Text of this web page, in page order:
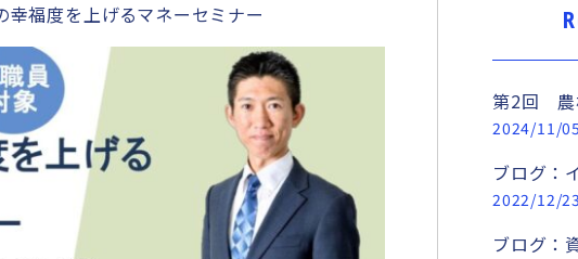
福度を上げるマネーセミナー
2024/11/05
2022/12/23